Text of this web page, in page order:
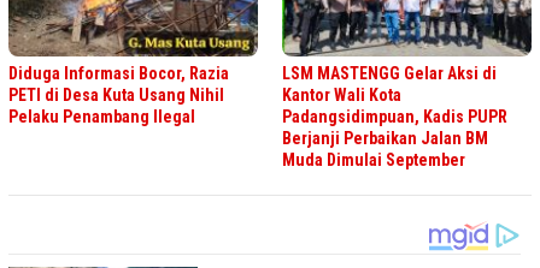
Diduga Informasi Bocor, Razia
PETI di Desa Kuta Usang Nihil
Pelaku Penambang Ilegal
LSM MASTENGG Gelar Aksi di
Kantor Wali Kota
Padangsidimpuan, Kadis PUPR
Berjanji Perbaikan Jalan BM
Muda Dimulai September